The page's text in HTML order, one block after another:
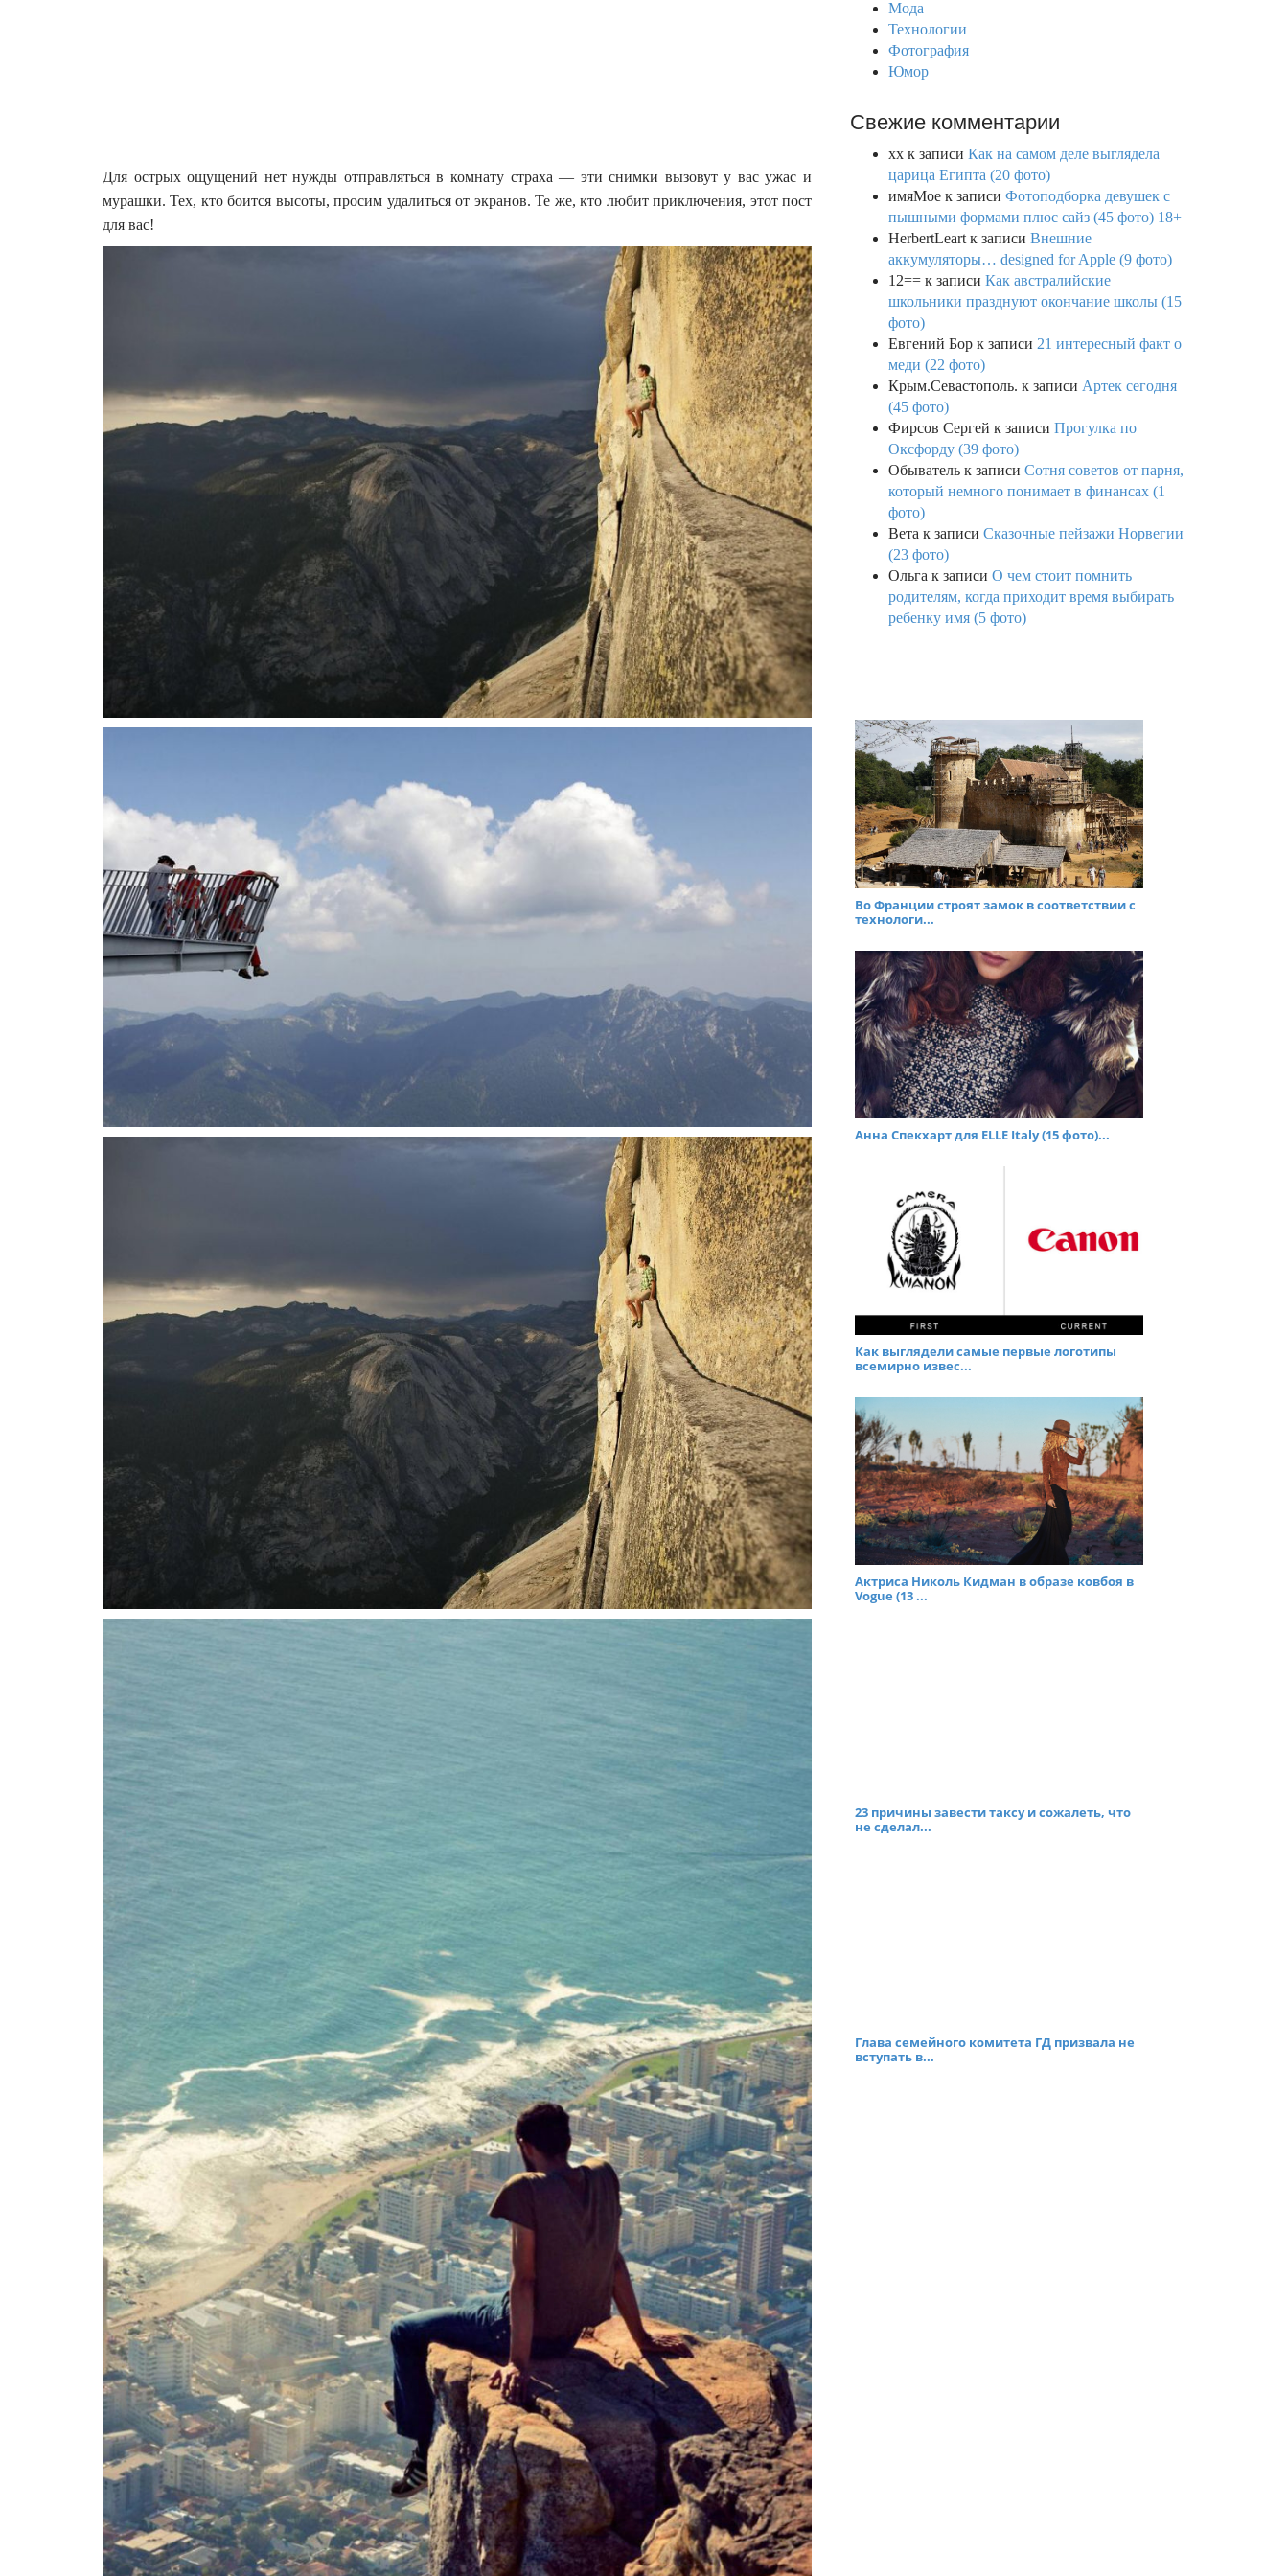
Для острых ощущений нет нужды отправляться в комнату страха — эти снимки вызовут у вас ужас и
мурашки. Тех, кто боится высоты, просим удалиться от экранов.Те же, кто любит приключения, этот пост
для вас!
Мода
Технологии
Фотография
Юмор
Свежие комментарии
xx к записи Как на самом деле выглядела
царица Египта (20 фото)
имяМое к записи Фотоподборка девушек с
пышными формами плюс сайз (45 фото) 18+
HerbertLeart к записи Внешние
аккумуляторы… designed for Apple (9 фото)
12== к записи Как австралийские
школьники празднуют окончание школы (15
фото)
Евгений Бор к записи 21 интересный факт о
меди (22 фото)
Крым.Севастополь. к записи Артек сегодня
(45 фото)
Фирсов Сергей к записи Прогулка по
Оксфорду (39 фото)
Обыватель к записи Сотня советов от парня,
который немного понимает в финансах (1
фото)
Вета к записи Сказочные пейзажи Норвегии
(23 фото)
Ольга к записи О чем стоит помнить
родителям, когда приходит время выбирать
ребенку имя (5 фото)
Во Франции строят замок в соответствии с
технологи...
Анна Спекхарт для ELLE Italy (15 фото)...
Как выглядели самые первые логотипы
всемирно извес...
Актриса Николь Кидман в образе ковбоя в
Vogue (13 ...
23 причины завести таксу и сожалеть, что
не сделал...
Глава семейного комитета ГД призвала не
вступать в...